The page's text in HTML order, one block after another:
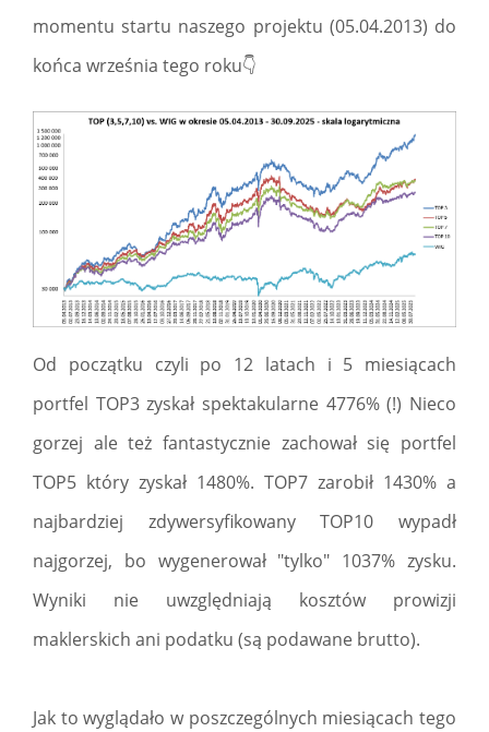
momentu startu naszego projektu (05.04.2013) do
końca września tego roku👇
Od początku czyli po 12 latach i 5 miesiącach
portfel TOP3 zyskał spektakularne 4776% (!) Nieco
gorzej ale też fantastycznie zachował się portfel
TOP5 który zyskał 1480%. TOP7 zarobił 1430% a
najbardziej zdywersyfikowany TOP10 wypadł
najgorzej, bo wygenerował "tylko" 1037% zysku.
Wyniki nie uwzględniają kosztów prowizji
maklerskich ani podatku (są podawane brutto).
Jak to wyglądało w poszczególnych miesiącach tego